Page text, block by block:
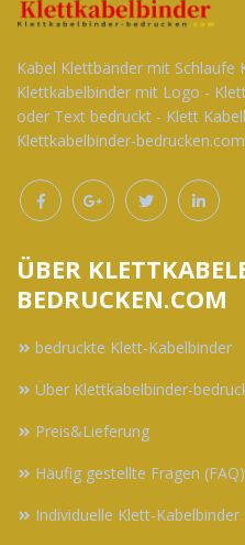
Kabel Klettbänder mit Schlaufe
Klettkabelbinder mit Logo -
oder Text bedruckt - Klett
Klettkabelbinder-bedrucken.com
ÜBER
BEDRUCKEN.COM
bedruckte Klett-Kabelbinder
Über Klettkabelbinder-
Preis&Lieferung
Häufig gestellte Fragen (FAQ)
Individuelle Klett-Kabelbinder